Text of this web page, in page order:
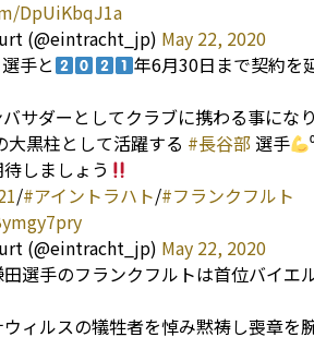
DpUiKbqJ1a
(@eintracht_jp) May 22, 2020
選手と
年6月30日まで契約を
サダーとしてクラブに携わる事にな
黒柱として活躍する #長谷部 選手
しましょう
/#アイントラハト/#フランクフルト
(@eintracht_jp) May 22, 2020
選手のフランクフルトは首位バイエ
ィルスの犠牲者を悼み黙祷し喪章を